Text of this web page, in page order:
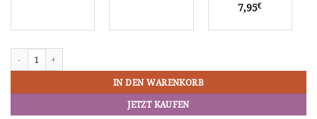
7,95€
IN DEN WARENKORB
JETZT KAUFEN